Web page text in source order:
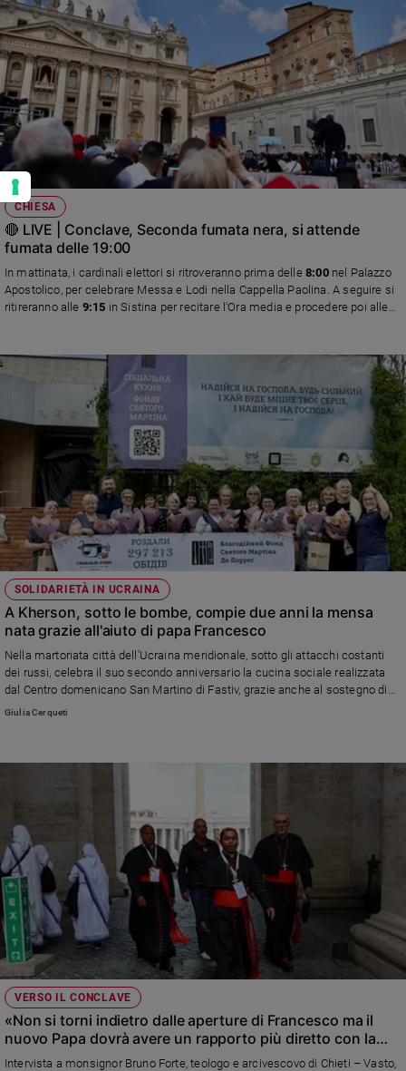
CHIESA
🔴 LIVE | Conclave, Seconda fumata nera, si attende
fumata delle 19:00
In mattinata, i cardinali elettori si ritroveranno prima delle 8:00nel Palazzo
Apostolico, per celebrare Messa e Lodi nella Cappella Paolina. A seguire si
ritireranno alle 9:15 in Sistina per recitare l'Ora media e procedere poi alle
quindi alle16:30il ritiro in Sistina con altre due votazioni e al termine
, salvo imprevisti come capitato oggi) la celebrazione dei
SOLIDARIETÀ IN UCRAINA
A Kherson, sotto le bombe, compie due anni la mensa
nata grazie all'aiuto di papa Francesco
Nella martoriata città dell'Ucraina meridionale, sotto gli attacchi costanti
dei russi, celebra il suo secondo anniversario la cucina sociale realizzata
dal Centro domenicano San Martino di Fastiv, grazie anche al sostegno di
papa Bergoglio attraverso l'opera del cardinale Krajewski
Giulia Cerqueti
VERSO IL CONCLAVE
«Non si torni indietro dalle aperture di Francesco ma il
nuovo Papa dovrà avere un rapporto più diretto con la
curia»
Intervista a monsignor Bruno Forte, teologo e arcivescovo di Chieti – Vasto,